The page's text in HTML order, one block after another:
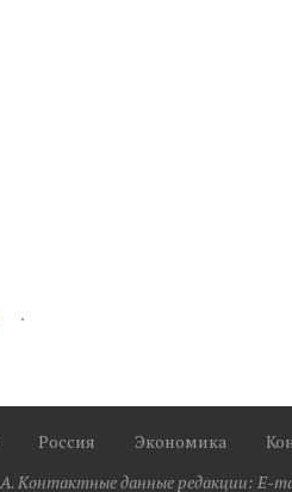
Россия Экономика
данные редакции: E-